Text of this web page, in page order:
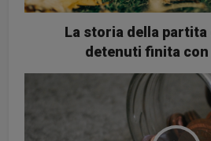
La storia della
detenuti finita con